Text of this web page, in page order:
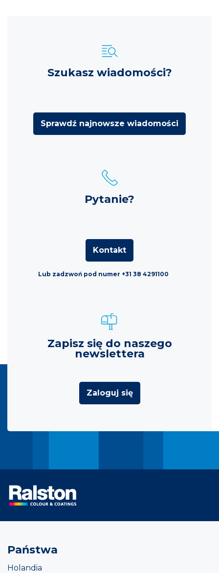
Szukasz wiadomości?
Sprawdź najnowsze wiadomości
Pytanie?
Kontakt
Lub zadzwoń pod numer +31 38 4291100
Zapisz się do naszego
newslettera
Zaloguj się
Państwa
Holandia